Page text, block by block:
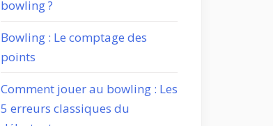
bowling ?
Bowling : Le comptage des
points
Comment jouer au bowling : Les
5 erreurs classiques du